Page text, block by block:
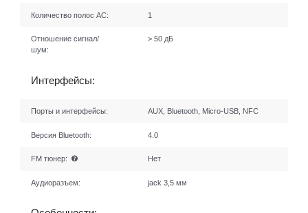
Количество полос AC: 1
Отношение сигнал/
шум:
> 50 дБ
Интерфейсы:
Порты и интерфейсы: AUX, Bluetooth, Micro-USB, NFC
Версия Bluetooth: 4.0
FM тюнер: Нет
Аудиоразъем: jack 3,5 мм